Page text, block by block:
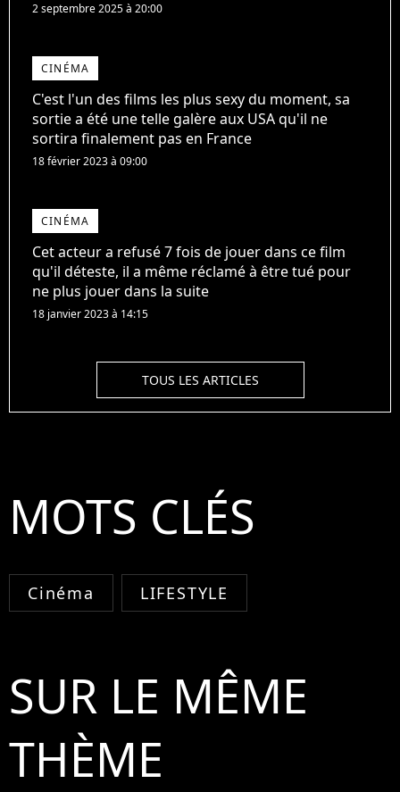
2 septembre 2025 à 20:00
CINÉMA
C'est l'un des films les plus sexy du moment, sa
sortie a été une telle galère aux USA qu'il ne
sortira finalement pas en France
18 février 2023 à 09:00
CINÉMA
Cet acteur a refusé 7 fois de jouer dans ce film
qu'il déteste, il a même réclamé à être tué pour
ne plus jouer dans la suite
18 janvier 2023 à 14:15
TOUS LES ARTICLES
MOTS CLÉS
Cinéma LIFESTYLE
SUR LE MÊME
THÈME